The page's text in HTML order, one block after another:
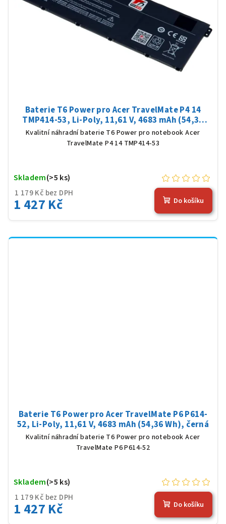
Baterie T6 Power pro Acer TravelMate P4 14
TMP414-53, Li-Poly, 11,61 V, 4683 mAh (54,36
Wh), černá
Kvalitní náhradní baterie T6 Power pro notebook Acer
TravelMate P4 14 TMP414-53
1 179 Kč bez DPH
1 427 Kč
Skladem(>5 ks)
Do košíku
Baterie T6 Power pro Acer TravelMate P6 P614-
52, Li-Poly, 11,61 V, 4683 mAh (54,36 Wh), černá
Kvalitní náhradní baterie T6 Power pro notebook Acer
TravelMate P6 P614-52
1 179 Kč bez DPH
1 427 Kč
Skladem(>5 ks)
Do košíku